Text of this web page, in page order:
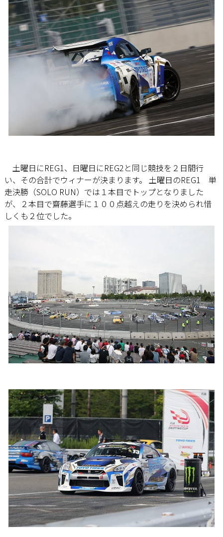
土曜日にREG1、日曜日にREG2と同じ競技を２日間行
い、その合計でウィナーが決まります。 土曜日のREG1 単
走決勝（SOLO RUN）では１本目でトップとなりました
が、２本目で齋藤選手に１００点越えの走りを決められ惜
しくも２位でした。